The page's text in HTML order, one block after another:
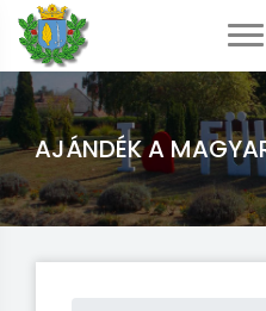
AJÁNDÉK A